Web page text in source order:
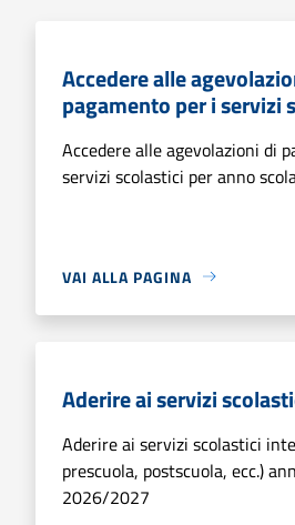
Accedere alle
pagamento per i servizi
Accedere alle agevolazioni di
servizi scolastici per anno
VAI ALLA PAGINA
Aderire ai servizi
Aderire ai servizi scolastici
prescuola, postscuola, ecc.)
2026/2027